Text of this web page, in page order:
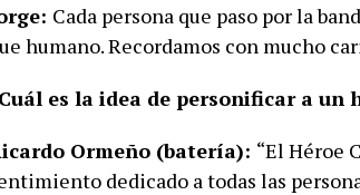
Cada persona que paso por la
humano. Recordamos con mucho
es la idea de personificar a un
Ormeño (batería): “El Héroe
dedicado a todas las